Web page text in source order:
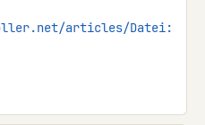
articles/Datei: